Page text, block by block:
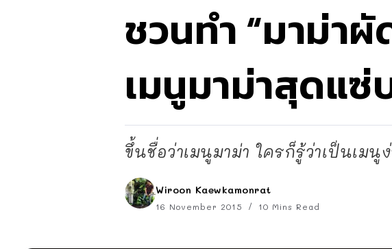
ชวนทำ “มาม่า
เมนูมาม่าสุดแซ่
ขึ้นชื่อว่าเมนูมาม่า ใครก็รู้ว่าเป็นเมนู
Wiroon Kaewkamonrat
16 November 2015 10 Mins Read